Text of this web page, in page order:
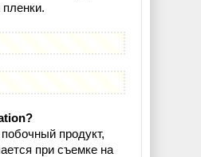
продукт,
при съемке на